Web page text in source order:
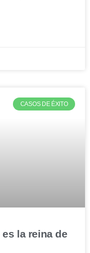
CASOS DE ÉXITO
la reina de